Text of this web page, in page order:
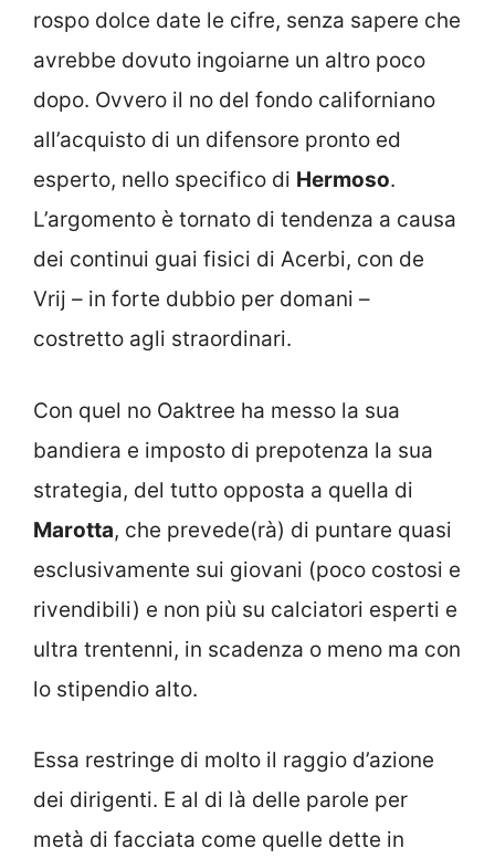
rospo dolce date le cifre, senza sapere che
avrebbe dovuto ingoiarne un altro poco
dopo. Ovvero il no del fondo californiano
all’acquisto di un difensore pronto ed
esperto, nello specifico di Hermoso.
L’argomento è tornato di tendenza a causa
dei continui guai fisici di Acerbi, con de
Vrij – in forte dubbio per domani –
costretto agli straordinari.
Con quel no Oaktree ha messo la sua
bandiera e imposto di prepotenza la sua
strategia, del tutto opposta a quella di
Marotta, che prevede(rà) di puntare quasi
esclusivamente sui giovani (poco costosi e
rivendibili) e non più su calciatori esperti e
ultra trentenni, in scadenza o meno ma con
lo stipendio alto.
Essa restringe di molto il raggio d’azione
dei dirigenti. E al di là delle parole per
metà di facciata come quelle dette in